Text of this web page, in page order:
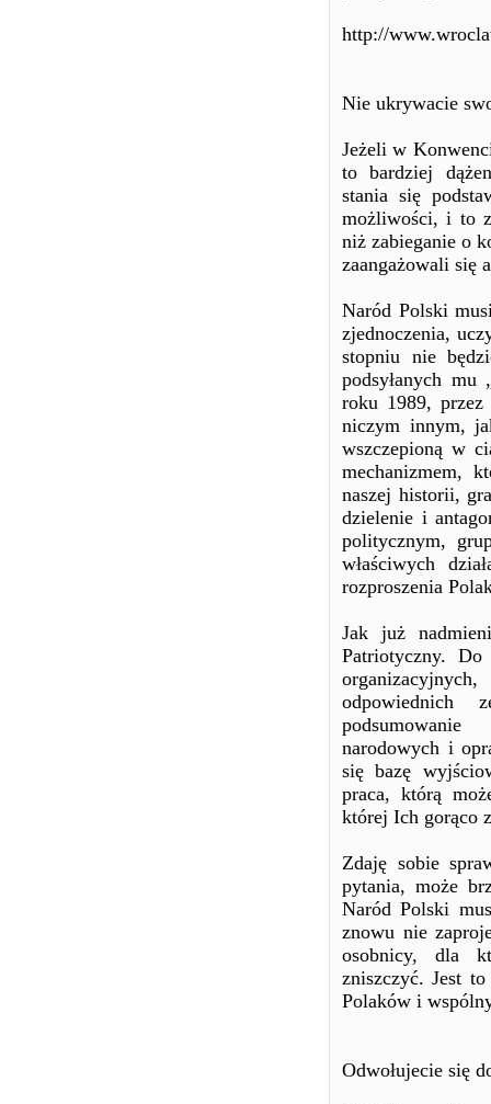
http://
Nie ukrywacie
Jeżeli w
to bardziej
stania się
możliwości, i to
niż zabieganie o
zaangażowali się
Naród Polski
zjednoczenia,
stopniu nie
podsyłanych
roku 1989, przez
niczym innym,
wszczepioną w
mechanizmem,
naszej historii,
dzielenie i
politycznym,
właściwych
rozproszenia
Jak już
Patriotyczny.
odpowiednich
narodowych i
się bazę
praca, którą
której Ich gorąco
Zdaję sobie
pytania, może
Naród Polski
znowu nie
osobnicy, dla
zniszczyć. Jest
Polaków i
Odwołujecie się